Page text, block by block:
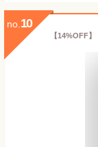
no. 10